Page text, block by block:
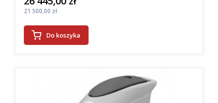
Cena
21 500,00 zł
Do koszyka